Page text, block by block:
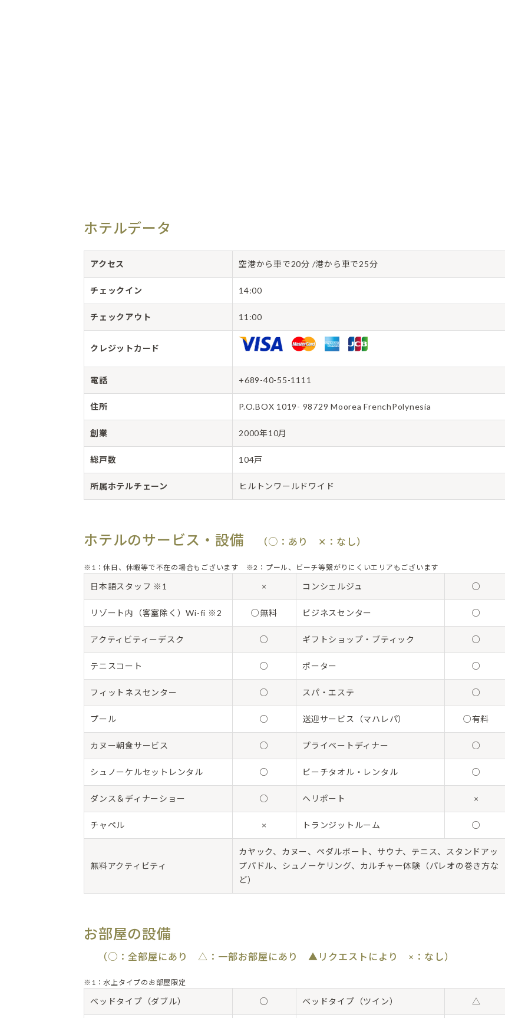
ホテルデータ
アクセス 空港から車で20分 /港から車で25分
チェックイン 14:00
チェックアウト 11:00
クレジットカード
電話 +689-40-55-1111
住所 P.O.BOX 1019- 98729 Moorea FrenchPolynesia
創業 2000年10月
総戸数 104戸
所属ホテルチェーン ヒルトンワールドワイド
ホテルのサービス・設備 （○：あり ✕：なし）
※1：休日、休暇等で不在の場合もございます ※2：プール、ビーチ等繋がりにくいエリアもございます
日本語スタッフ ※1 × コンシェルジュ ○
リゾート内（客室除く）Wi-fi ※2 ○無料 ビジネスセンター ○
アクティビティーデスク ○ ギフトショップ・ブティック ○
テニスコート ○ ポーター ○
フィットネスセンター ○ スパ・エステ ○
プール ○ 送迎サービス（マハレパ） ○有料
カヌー朝食サービス ○ プライベートディナー ○
シュノーケルセットレンタル ○ ビーチタオル・レンタル ○
ダンス＆ディナーショー ○ ヘリポート ×
チャペル × トランジットルーム ○
無料アクティビティ
カヤック、カヌー、ペダルボート、サウナ、テニス、スタンドアッ
プパドル、シュノーケリング、カルチャー体験（パレオの巻き方な
ど）
お部屋の設備
（○：全部屋にあり △：一部お部屋にあり ▲リクエストにより ×：なし）
※1：水上タイプのお部屋限定
ベッドタイプ（ダブル） ○ ベッドタイプ（ツイン） △